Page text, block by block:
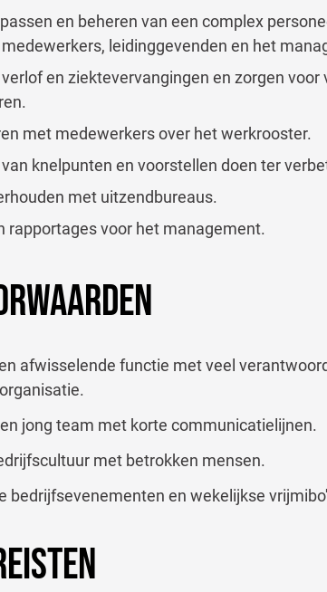
en beheren van een complex
leidinggevenden en het
en ziektevervangingen en zorgen
met medewerkers over het werkrooster.
knelpunten en voorstellen doen ter
met uitzendbureaus.
rapportages voor het management.
afwisselende functie met veel
jong team met korte communicatielijnen.
met betrokken mensen.
bedrijfsevenementen en wekelijkse